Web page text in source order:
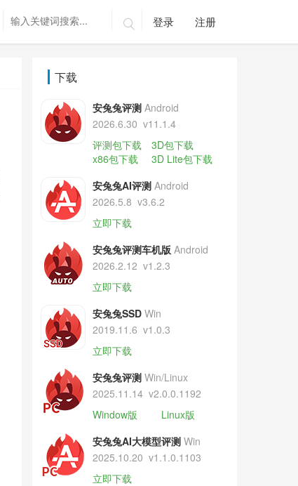
 登录 注册
下载
安兔兔评测 Android
2026.6.30 v11.1.4
评测包下载
3D包下载
x86包下载
3D Lite包下载
安兔兔AI评测 Android
2026.5.8 v3.6.2
立即下载
安兔兔评测车机版 Android
2026.2.12 v1.2.3
立即下载
安兔兔SSD Win
2019.11.6 v1.0.3
立即下载
安兔兔评测 Win/Linux
2025.11.14 v2.0.0.1192
Window版
Linux版
安兔兔AI大模型评测 Win
2025.10.20 v1.1.0.1103
立即下载